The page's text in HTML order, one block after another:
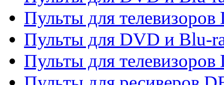
Пульты для
Пульты для DVD и Blu-
Пульты для телевизоров